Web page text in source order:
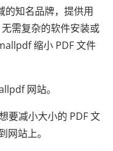
的知名品牌，提供用
需复杂的软件安装或
缩小 PDF 文件
网站。
要减小大小的 PDF 文
网站上。